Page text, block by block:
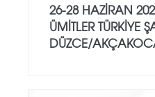
26-28 HAZİRAN
ÜMİTLER TÜRKİYE
DÜZCE/